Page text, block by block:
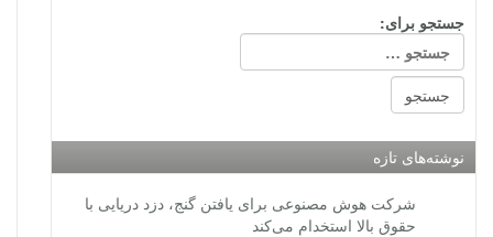
جستجو برای:
نوشته‌های تازه
شرکت هوش مصنوعی برای یافتن گنج، دزد دریایی با
حقوق بالا استخدام می‌کند